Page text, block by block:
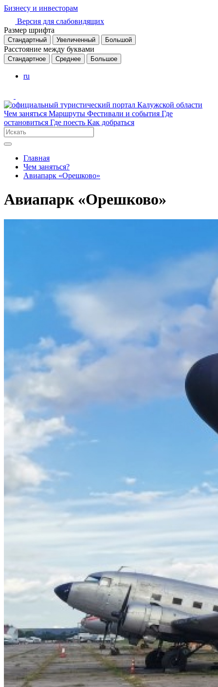
Бизнесу и инвесторам
Версия для слабовидящих
Размер шрифта
Стандартный Увеличенный Большой
Расстояние между буквами
Стандартное Среднее Большое
ru
Чем заняться Маршруты Фестивали и события Где
остановиться Где поесть Как добраться
Главная
Чем заняться?
Авиапарк «Орешково»
Авиапарк «Орешково»